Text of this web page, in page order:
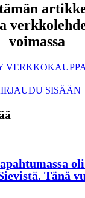
voimassa
SISÄÄN
Tänä